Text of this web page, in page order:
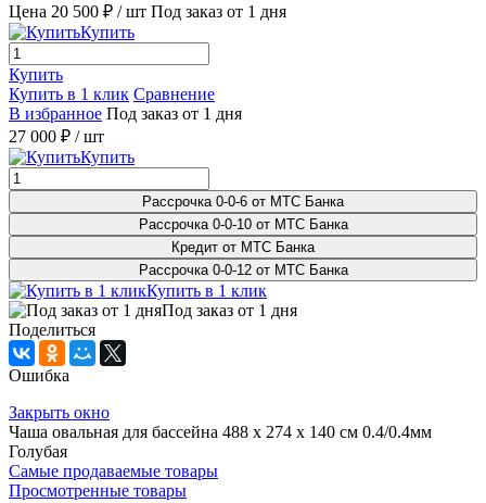
Цена 20 500 ₽ / шт Под заказ от 1 дня
Купить
Купить
Купить в 1 клик Сравнение
В избранное Под заказ от 1 дня
27 000 ₽ / шт
Купить
Рассрочка 0-0-6 от МТС Банка
Рассрочка 0-0-10 от МТС Банка
Кредит от МТС Банка
Рассрочка 0-0-12 от МТС Банка
Купить в 1 клик
Под заказ от 1 дня
Поделиться
Ошибка
Закрыть окно
Чаша овальная для бассейна 488 х 274 х 140 см 0.4/0.4мм
Голубая
Самые продаваемые товары
Просмотренные товары